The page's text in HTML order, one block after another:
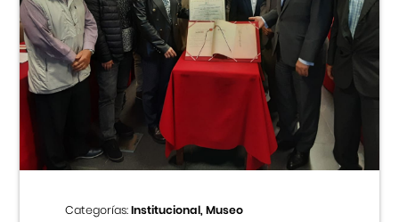
Categorías:Institucional, Museo